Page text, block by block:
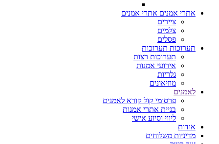
אתרי אמנים אתרי אמנים
ציירים
צלמים
פסלים
תערוכות תערוכות
תערוכות רצות
אירועי אמנות
גלריות
מוזיאונים
לאמנים
פרסומי קול קורא לאמנים
בניית אתרי אמנות
ליווי וסיוע אישי
אודות
מדיניות משלוחים